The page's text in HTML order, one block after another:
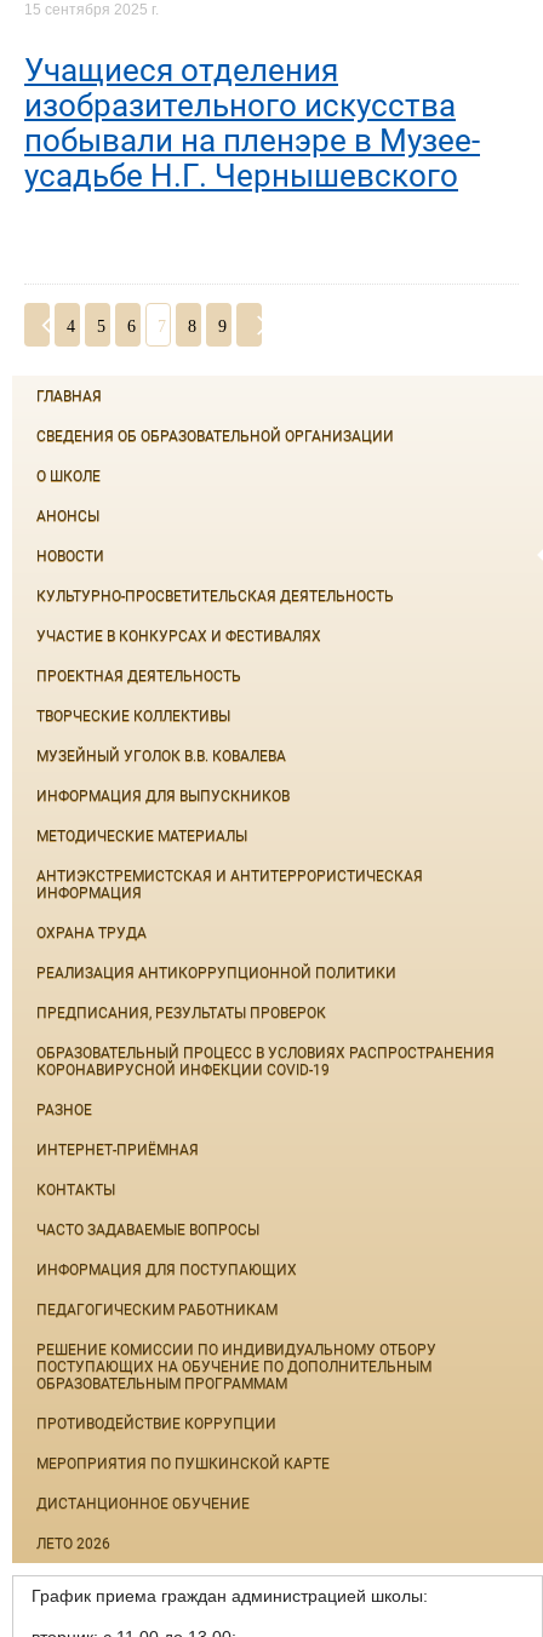
15 сентября 2025 г.
Учащиеся отделения
изобразительного искусства
побывали на пленэре в Музее-
усадьбе Н.Г. Чернышевского
4 5 6 7 8 9
ГЛАВНАЯ
СВЕДЕНИЯ ОБ ОБРАЗОВАТЕЛЬНОЙ ОРГАНИЗАЦИИ
О ШКОЛЕ
АНОНСЫ
НОВОСТИ
КУЛЬТУРНО-ПРОСВЕТИТЕЛЬСКАЯ ДЕЯТЕЛЬНОСТЬ
УЧАСТИЕ В КОНКУРСАХ И ФЕСТИВАЛЯХ
ПРОЕКТНАЯ ДЕЯТЕЛЬНОСТЬ
ТВОРЧЕСКИЕ КОЛЛЕКТИВЫ
МУЗЕЙНЫЙ УГОЛОК В.В. КОВАЛЕВА
ИНФОРМАЦИЯ ДЛЯ ВЫПУСКНИКОВ
МЕТОДИЧЕСКИЕ МАТЕРИАЛЫ
АНТИЭКСТРЕМИСТСКАЯ И АНТИТЕРРОРИСТИЧЕСКАЯ
ИНФОРМАЦИЯ
ОХРАНА ТРУДА
РЕАЛИЗАЦИЯ АНТИКОРРУПЦИОННОЙ ПОЛИТИКИ
ПРЕДПИСАНИЯ, РЕЗУЛЬТАТЫ ПРОВЕРОК
ОБРАЗОВАТЕЛЬНЫЙ ПРОЦЕСС В УСЛОВИЯХ РАСПРОСТРАНЕНИЯ
КОРОНАВИРУСНОЙ ИНФЕКЦИИ COVID-19
РАЗНОЕ
ИНТЕРНЕТ-ПРИЁМНАЯ
КОНТАКТЫ
ЧАСТО ЗАДАВАЕМЫЕ ВОПРОСЫ
ИНФОРМАЦИЯ ДЛЯ ПОСТУПАЮЩИХ
ПЕДАГОГИЧЕСКИМ РАБОТНИКАМ
РЕШЕНИЕ КОМИССИИ ПО ИНДИВИДУАЛЬНОМУ ОТБОРУ
ПОСТУПАЮЩИХ НА ОБУЧЕНИЕ ПО ДОПОЛНИТЕЛЬНЫМ
ОБРАЗОВАТЕЛЬНЫМ ПРОГРАММАМ
ПРОТИВОДЕЙСТВИЕ КОРРУПЦИИ
МЕРОПРИЯТИЯ ПО ПУШКИНСКОЙ КАРТЕ
ДИСТАНЦИОННОЕ ОБУЧЕНИЕ
ЛЕТО 2026
График приема граждан администрацией школы: